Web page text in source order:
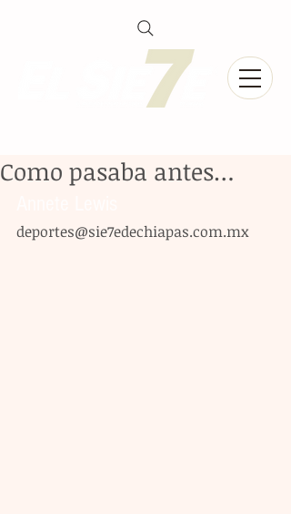
Como pasaba antes…
deportes@sie7edechiapas.com.mx